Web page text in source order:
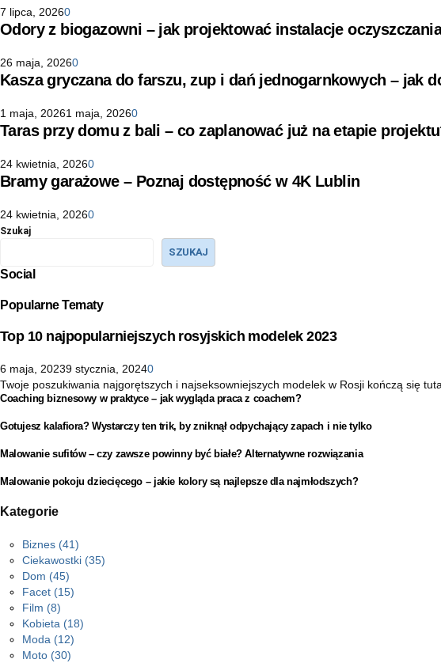
7 lipca, 20260
Odory z biogazowni – jak projektować instalacje
26 maja, 20260
Kasza gryczana do farszu, zup i dań jednogarnkowych – jak
1 maja, 20261 maja, 20260
Taras przy domu z bali – co zaplanować już na etapie
24 kwietnia, 20260
Bramy garażowe – Poznaj dostępność w 4K Lublin
24 kwietnia, 20260
Szukaj
SZUKAJ
Social
Popularne Tematy
Top 10 najpopularniejszych rosyjskich modelek 2023
6 maja, 20239 stycznia, 20240
Twoje poszukiwania najgorętszych i najseksowniejszych modelek w Rosji kończą się
Coaching biznesowy w praktyce – jak wygląda praca z coachem?
Gotujesz kalafiora? Wystarczy ten trik, by zniknął odpychający zapach i nie tylko
Malowanie sufitów – czy zawsze powinny być białe? Alternatywne rozwiązania
Malowanie pokoju dziecięcego – jakie kolory są najlepsze dla najmłodszych?
Kategorie
Biznes (41)
Ciekawostki (35)
Dom (45)
Facet (15)
Film (8)
Kobieta (18)
Moda (12)
Moto (30)